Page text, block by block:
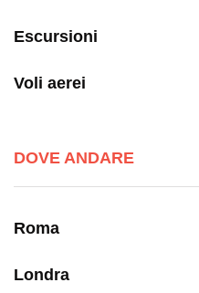
Escursioni
Voli aerei
DOVE ANDARE
Roma
Londra